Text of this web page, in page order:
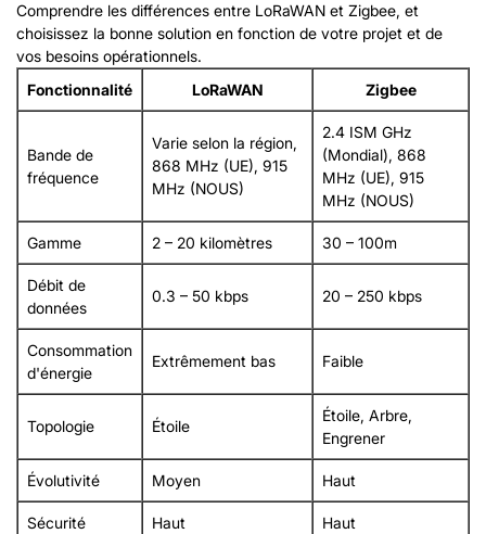
Comprendre les différences entre LoRaWAN et Zigbee, et
choisissez la bonne solution en fonction de votre projet et de
vos besoins opérationnels.
Fonctionnalité
LoRaWAN Zigbee
Bande de
fréquence
Varie selon la région,
868 MHz (UE), 915
MHz (NOUS)
2.4 ISM GHz
(Mondial), 868
MHz (UE), 915
MHz (NOUS)
Gamme 2 – 20 kilomètres 30 – 100m
Débit de
données
0.3 – 50 kbps 20 – 250 kbps
Consommation
d'énergie
Extrêmement bas Faible
Topologie Étoile
Étoile, Arbre,
Engrener
Évolutivité Moyen Haut
Sécurité Haut Haut